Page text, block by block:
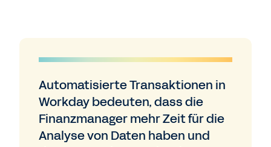
Automatisierte Transaktionen in
Workday bedeuten, dass die
Finanzmanager mehr Zeit für die
Analyse von Daten haben und